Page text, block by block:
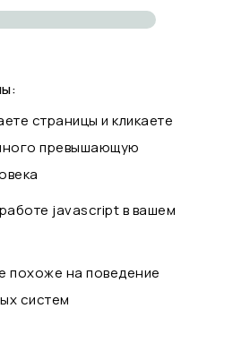
страницы и кликаете
превышающую
javascript в вашем
похоже на поведение
систем